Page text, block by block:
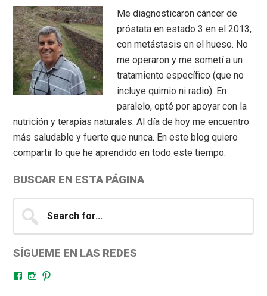
Sidebar
Me diagnosticaron cáncer de
próstata en estado 3 en el 2013,
con metástasis en el hueso. No
me operaron y me sometí a un
tratamiento específico (que no
incluye quimio ni radio). En
paralelo, opté por apoyar con la
nutrición y terapias naturales. Al día de hoy me encuentro
más saludable y fuerte que nunca. En este blog quiero
compartir lo que he aprendido en todo este tiempo.
BUSCAR EN ESTA PÁGINA
for...
SÍGUEME EN LAS REDES
FacebookInstagram